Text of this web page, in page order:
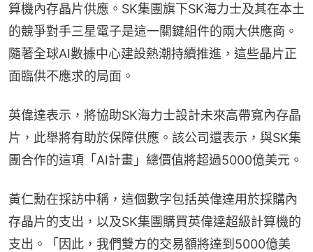
算機內存晶片供應。SK集團旗下SK海力士及其在本土
的競爭對手三星電子是這一關鍵組件的兩大供應商。
隨著全球AI數據中心建設熱潮持續推進，這些晶片正
面臨供不應求的局面。
英偉達表示，將協助SK海力士設計未來高帶寬內存晶
片，此舉將有助於保障供應。該公司還表示，與SK集
團合作的這項「AI計畫」總價值將超過5000億美元。
黃仁勳在採訪中稱，這個數字包括英偉達用於採購內
存晶片的支出，以及SK集團購買英偉達超級計算機的
支出。「因此，我們雙方的交易額將達到5000億美